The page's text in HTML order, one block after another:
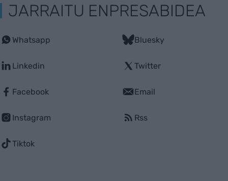
JARRAITU ENPRESABIDEA
Whatsapp
Linkedin
Facebook
Instagram
Tiktok
Bluesky
Twitter
Email
Rss